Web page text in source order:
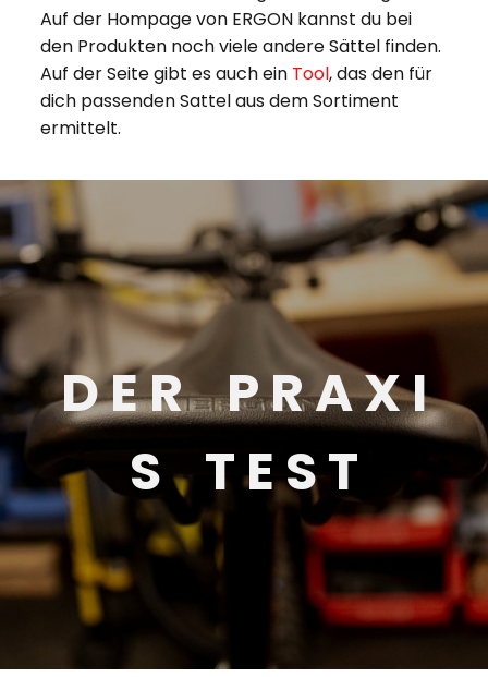
Auf der Hompage von ERGON kannst du bei
den Produkten noch viele andere Sättel finden.
Auf der Seite gibt es auch einTool, das den für
dich passenden Sattel aus dem Sortiment
ermittelt.
D E R P R A X I
S T E S T